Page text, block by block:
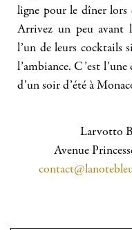
ligne pour le dîner lors
Arrivez un peu avant
l’un de leurs cocktails
l’ambiance. C’est
d’un soir d’été à
Larvotto
Avenue